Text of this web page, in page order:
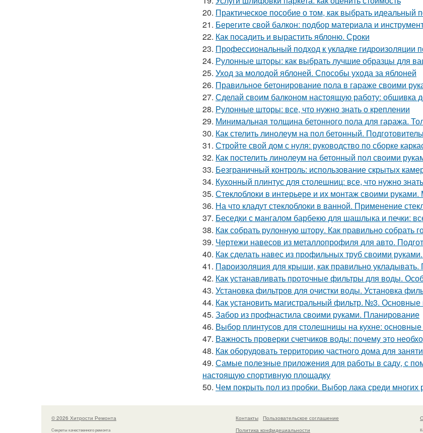
20. Практическое пособие о том, как выбрать идеальный
21. Берегите свой балкон: подбор материала и
22. Как посадить и вырастить яблоню. Сроки
23. Профессиональный подход к укладке гидроизоляции
24. Рулонные шторы: как выбрать лучшие образцы для
25. Уход за молодой яблоней. Способы ухода за яблоней
26. Правильное бетонирование пола в гараже своими
27. Сделай своим балконом настоящую работу: обшивка
28. Рулонные шторы: все, что нужно знать о креплении
29. Минимальная толщина бетонного пола для гаража.
30. Как стелить линолеум на пол бетонный.
31. Стройте свой дом с нуля: руководство по сборке
32. Как постелить линолеум на бетонный пол своими
33. Безграничный контроль: использование скрытых
34. Кухонный плинтус для столешниц: все, что нужно
35. Стеклоблоки в интерьере и их монтаж своими
36. На что кладут стеклоблоки в ванной. Применение
37. Беседки с мангалом барбекю для шашлыка и печки:
38. Как собрать рулонную штору. Как правильно собрать
39. Чертежи навесов из металлопрофиля для авто.
40. Как сделать навес из профильных труб своими
41. Пароизоляция для крыши, как правильно
42. Как устанавливать проточные фильтры для воды.
43. Установка фильтров для очистки воды. Установка
44. Как установить магистральный фильтр. №3.
45. Забор из профнастила своими руками. Планирование
46. Выбор плинтусов для столешницы на кухне:
47. Важность проверки счетчиков воды: почему это
48. Как оборудовать территорию частного дома для
49. Самые полезные приложения для работы в саду, с
настоящую спортивную площадку
50. Чем покрыть пол из пробки. Выбор лака среди многих
© 2026 Хитрости Ремонта
Секреты качественного ремонта
Контакты
Пользовательское соглашение
Политика конфидециальности